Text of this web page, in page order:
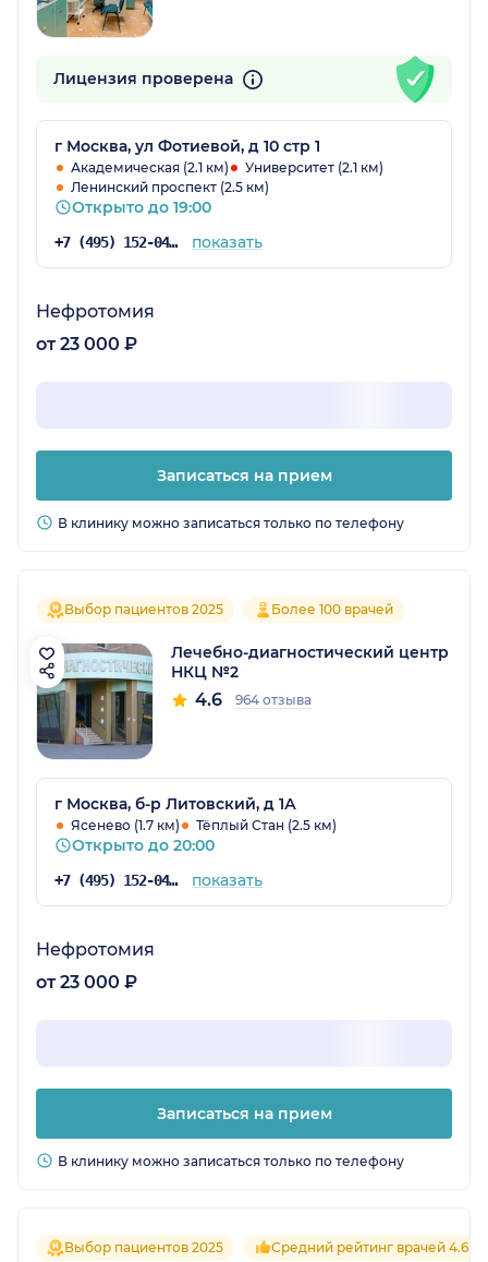
Лицензия проверена
г Москва, ул Фотиевой, д 10 стр 1
Академическая (2.1 км)
Университет (2.1 км)
Ленинский проспект (2.5 км)
Открыто до 19:00
+7 (495) 152-04-54 показать
Нефротомия
от 23 000 ₽
Записаться на прием
В клинику можно записаться только по телефону
Выбор пациентов 2025 Более 100 врачей
Лечебно-диагностический центр
НКЦ №2
4.6 964 отзыва
г Москва, б-р Литовский, д 1А
Ясенево (1.7 км) Тёплый Стан (2.5 км)
Открыто до 20:00
+7 (495) 152-04-54 показать
Нефротомия
от 23 000 ₽
Записаться на прием
В клинику можно записаться только по телефону
Выбор пациентов 2025 Средний рейтинг врачей 4.6